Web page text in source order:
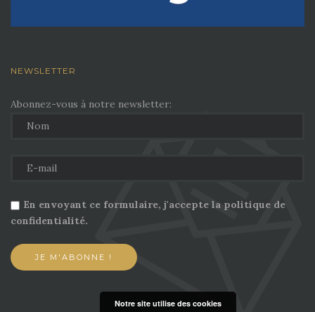
NEWSLETTER
Abonnez-vous à notre newsletter:
En envoyant ce formulaire, j'accepte la politique de
confidentialité.
Notre site utilise des cookies